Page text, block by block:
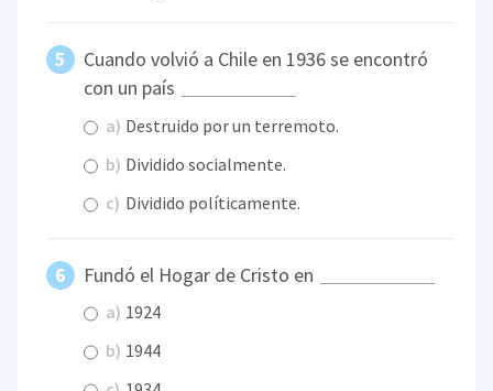
Cuando volvió a Chile en 1936 se encontró
con un país
a) Destruido por un terremoto.
b) Dividido socialmente.
c) Dividido políticamente.
Fundó el Hogar de Cristo en
a) 1924
b) 1944